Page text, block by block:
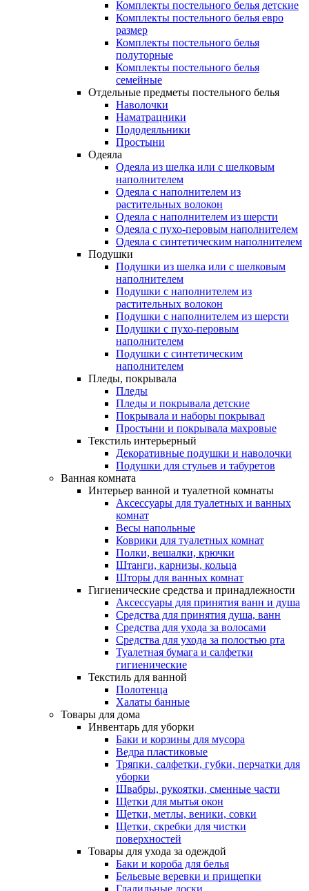
Комплекты постельного белья детские
Комплекты постельного белья евро
размер
Комплекты постельного белья
полуторные
Комплекты постельного белья
семейные
Отдельные предметы постельного белья
Наволочки
Наматрацники
Пододеяльники
Простыни
Одеяла
Одеяла из шелка или с шелковым
наполнителем
Одеяла с наполнителем из
растительных волокон
Одеяла с наполнителем из шерсти
Одеяла с пухо-перовым наполнителем
Одеяла с синтетическим наполнителем
Подушки
Подушки из шелка или с шелковым
наполнителем
Подушки с наполнителем из
растительных волокон
Подушки с наполнителем из шерсти
Подушки с пухо-перовым
наполнителем
Подушки с синтетическим
наполнителем
Пледы, покрывала
Пледы
Пледы и покрывала детские
Покрывала и наборы покрывал
Простыни и покрывала махровые
Текстиль интерьерный
Декоративные подушки и наволочки
Подушки для стульев и табуретов
Ванная комната
Интерьер ванной и туалетной комнаты
Аксессуары для туалетных и ванных
комнат
Весы напольные
Коврики для туалетных комнат
Полки, вешалки, крючки
Штанги, карнизы, кольца
Шторы для ванных комнат
Гигиенические средства и принадлежности
Аксессуары для принятия ванн и душа
Средства для принятия душа, ванн
Средства для ухода за волосами
Средства для ухода за полостью рта
Туалетная бумага и салфетки
гигиенические
Текстиль для ванной
Полотенца
Халаты банные
Товары для дома
Инвентарь для уборки
Баки и корзины для мусора
Ведра пластиковые
Тряпки, салфетки, губки, перчатки для
уборки
Швабры, рукоятки, сменные части
Щетки для мытья окон
Щетки, метлы, веники, совки
Щетки, скребки для чистки
поверхностей
Товары для ухода за одеждой
Баки и короба для белья
Бельевые веревки и прищепки
Гладильные доски